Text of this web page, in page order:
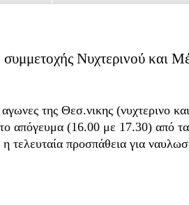
Νυχτερινού και
της Θεσ.νικης (νυχτερινο και
απόγευμα (16.00 με 17.30) από τα
τελευταία προσπάθεια για